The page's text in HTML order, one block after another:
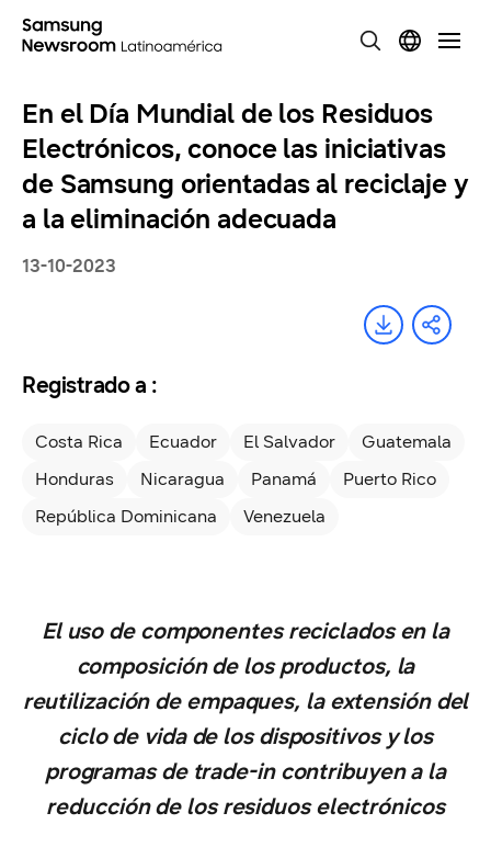
En el Día Mundial de los Residuos
Electrónicos, conoce las iniciativas
de Samsung orientadas al reciclaje y
a la eliminación adecuada
13-10-2023
Registrado a :
Costa Rica Ecuador El Salvador
Guatemala
Honduras
Nicaragua Panamá
Puerto Rico
República Dominicana
Venezuela
El uso de componentes reciclados en la
composición de los productos, la
reutilización de empaques, la extensión del
ciclo de vida de los dispositivos y los
programas de trade-in contribuyen a la
reducción de los residuos electrónicos